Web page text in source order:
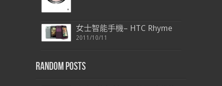
女士智能手機– HTC Rhyme
2011/10/11
Random Posts